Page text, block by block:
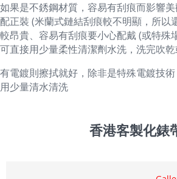
如果是不銹鋼材質，容易有刮痕而影響
配正裝 (米蘭式鏈結刮痕較不明顯，所以
較昂貴、容易有刮痕要小心配戴 (或特殊
可直接用少量柔性清潔劑水洗，洗完吹
有電鍍則擦拭就好，除非是特殊電鍍技
用少量清水清洗
香港客製化錶